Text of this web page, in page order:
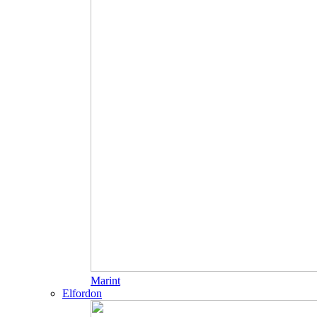
Marint
Elfordon